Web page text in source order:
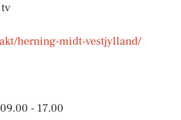
herning-midt-vestjylland/
- 17.00